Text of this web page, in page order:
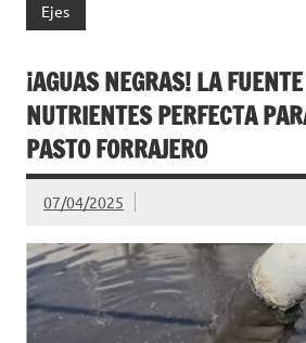
Ejes
¡AGUAS NEGRAS! LA
NUTRIENTES PERFECTA
PASTO FORRAJERO
07/04/2025